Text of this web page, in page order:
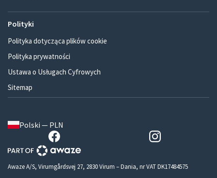
Polityki
Polityka dotycząca plików cookie
Polityka prywatności
Ustawa o Usługach Cyfrowych
Sitemap
Polski — PLN
Awaze A/S, Virumgårdsvej 27, 2830 Virum – Dania, nr VAT DK17484575